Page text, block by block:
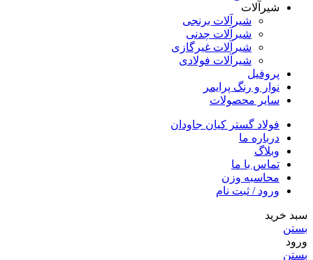
شیرآلات
شیرآلات برنجی
شیرآلات چدنی
شیرآلات غیرگازی
شیرآلات فولادی
پروفیل
نوار و رنگ پرایمر
سایر محصولات
فولاد گستر کیان جاودان
درباره ما
وبلاگ
تماس با ما
محاسبه وزن
ورود / ثبت نام
سبد خرید
بستن
ورود
بستن